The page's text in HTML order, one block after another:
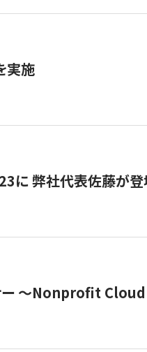
実施
に 弊社代表佐藤が
ー 〜Nonprofit